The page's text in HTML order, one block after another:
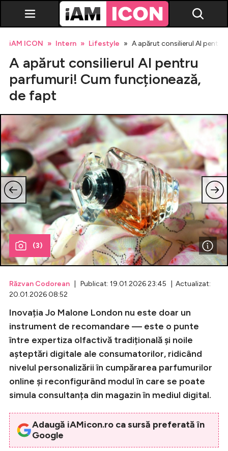
Breaking news
Evenimente
Emisiuni TV
Horoscop
Lifestyle
Celebrități
Intră în cont
Creează cont
iAM ICON Intern Lifestyle A apărut consilierul AI
A apărut consilierul AI pentru
parfumuri! Cum funcționează,
de fapt
(3)
Răzvan Codorean | Publicat: 19.01.2026 23:45 | Actualizat:
20.01.2026 08:52
Inovația Jo Malone London nu este doar un
instrument de recomandare — este o punte
între expertiza olfactivă tradițională și noile
așteptări digitale ale consumatorilor, ridicând
nivelul personalizării în cumpărarea parfumurilor
online și reconfigurând modul în care se poate
simula consultanța din magazin în mediul digital.
Adaugă iAMicon.ro ca sursă preferată în
Google